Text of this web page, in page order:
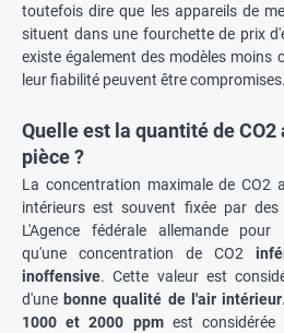
toutefois dire que les appareils de
situent dans une fourchette de prix
existe également des modèles moins
leur fiabilité peuvent être compromises.
Quelle est la quantité de
pièce ?
La concentration maximale de CO2
intérieurs est souvent fixée par
L'Agence fédérale allemande pour
qu'une concentration de CO2
inoffensive. Cette valeur est
d'une bonne qualité de l'air intérieur
1000 et 2000 ppmest considérée